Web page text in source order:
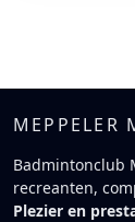
MEPPELER
Badmintonclub
recreanten,
Plezier en